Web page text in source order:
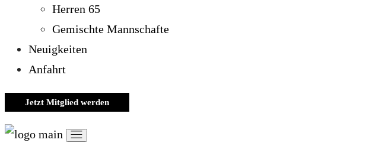
Herren 65
Gemischte Mannschafte
Neuigkeiten
Anfahrt
Jetzt Mitglied werden